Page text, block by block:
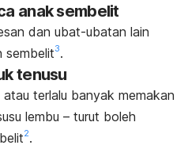
anak sembelit
dan ubat-ubatan lain
sembelit3.
tenusu
atau terlalu banyak memakan
lembu – turut boleh
2.